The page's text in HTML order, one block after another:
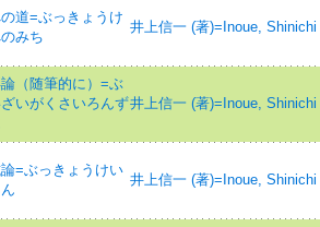
道=ぶっきょうけ
みち
井上信一 (著)=Inoue, Shinichi
（随筆的に）=ぶ
いがくさいろんず井上信一 (著)=Inoue, Shinichi
=ぶっきょうけい
井上信一 (著)=Inoue, Shinichi